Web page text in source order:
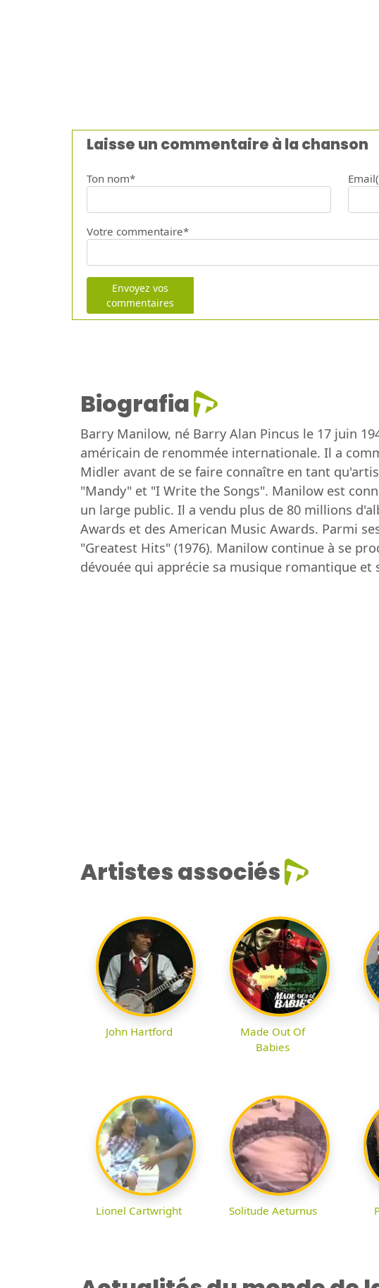
Laisse un commentaire à la chanson
Ton nom*
Votre commentaire*
Envoyez vos
commentaires
Biografia
Barry Manilow, né Barry Alan Pincus le 17 juin
américain de renommée internationale. Il a
Midler avant de se faire connaître en tant
"Mandy" et "I Write the Songs". Manilow est
un large public. Il a vendu plus de 80 millions
Awards et des American Music Awards. Parmi
"Greatest Hits" (1976). Manilow continue à se
dévouée qui apprécie sa musique romantique et
Artistes associés
John Hartford
Made Out Of
Babies
Lionel Cartwright Solitude Aeturnus